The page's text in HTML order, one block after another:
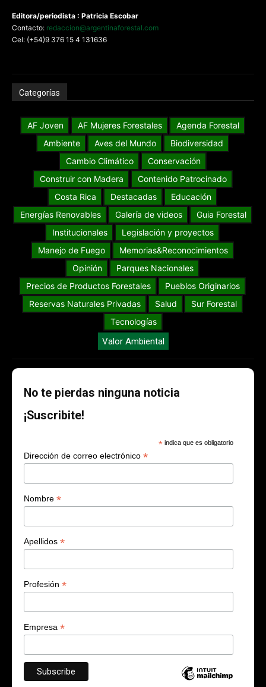
Editora/periodista : Patricia Escobar
Contacto: redaccion@argentinaforestal.com
Cel: (+54)9 376 15 4 131636
Categorías
AF Joven AF Mujeres Forestales
Agenda Forestal
Ambiente
Aves del Mundo
Biodiversidad
Cambio Climático
Conservación
Construir con Madera
Contenido Patrocinado
Costa Rica
Destacadas
Educación
Energías Renovables
Galería de videos
Guia Forestal
Institucionales
Legislación y proyectos
Manejo de Fuego
Memorias&Reconocimientos
Opinión
Parques Nacionales
Precios de Productos Forestales
Pueblos Originarios
Reservas Naturales Privadas
Salud
Sur Forestal
Tecnologías
Valor Ambiental
No te pierdas ninguna noticia
¡Suscribite!
* indica que es obligatorio
Dirección de correo electrónico *
Nombre *
Apellidos *
Profesión *
Empresa *